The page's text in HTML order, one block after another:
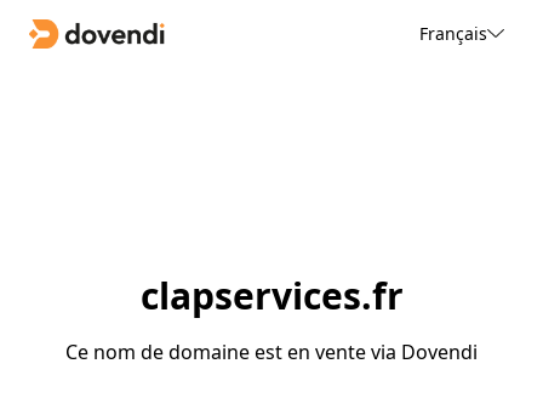
Français
clapservices.fr
Ce nom de domaine est en vente via Dovendi